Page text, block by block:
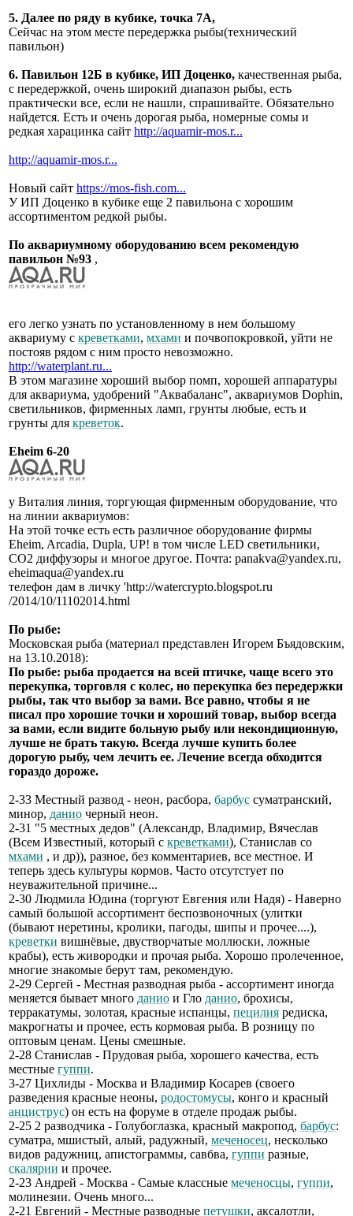
5. Далее по ряду в кубике, точка 7А,
Сейчас на этом месте передержка рыбы(технический
павильон)
6. Павильон 12Б в кубике, ИП Доценко, качественная рыба,
с передержкой, очень широкий диапазон рыбы, есть
практически все, если не нашли, спрашивайте. Обязательно
найдется. Есть и очень дорогая рыба, номерные сомы и
редкая харацинка сайт http://aquamir-mos.r...
http://aquamir-mos.r...
Новый сайт https://mos-fish.com...
У ИП Доценко в кубике еще 2 павильона с хорошим
ассортиментом редкой рыбы.
По аквариумному оборудованию всем рекомендую
павильон №93 ,
его легко узнать по установленному в нем большому
аквариуму с креветками, мхами и почвопокровкой, уйти не
постояв рядом с ним просто невозможно.
http://waterplant.ru...
В этом магазине хороший выбор помп, хорошей аппаратуры
для аквариума, удобрений "Аквабаланс", аквариумов Dophin,
светильников, фирменных ламп, грунты любые, есть и
грунты для креветок.
Eheim 6-20
у Виталия линия, торгующая фирменным оборудование, что
на линии аквариумов:
На этой точке есть есть различное оборудование фирмы
Eheim, Arcadia, Dupla, UP! в том числе LED светильники,
СО2 диффузоры и многое другое. Почта: panakva@yandex.ru,
eheimaqua@yandex.ru
телефон дам в личку 'http://watercrypto.blogspot.ru
/2014/10/11102014.html
По рыбе:
Московская рыба (материал представлен Игорем Бъядовским,
на 13.10.2018):
По рыбе: рыба продается на всей птичке, чаще всего это
перекупка, торговля с колес, но перекупка без передержки
рыбы, так что выбор за вами. Все равно, чтобы я не
писал про хорошие точки и хороший товар, выбор всегда
за вами, если видите больную рыбу или некондиционную,
лучше не брать такую. Всегда лучше купить более
дорогую рыбу, чем лечить ее. Лечение всегда обходится
гораздо дороже.
2-33 Местный развод - неон, расбора, барбус суматранский,
минор, данио черный неон.
2-31 "5 местных дедов" (Александр, Владимир, Вячеслав
(Всем Известный, который с креветками), Станислав со
мхами , и др)), разное, без комментариев, все местное. И
теперь здесь культуры кормов. Часто отсутстует по
неуважительной причине...
2-30 Людмила Юдина (торгуют Евгения или Надя) - Наверно
самый большой ассортимент беспозвоночных (улитки
(бывают неретины, кролики, пагоды, шипы и прочее....),
креветки вишнёвые, двустворчатые моллюски, ложные
крабы), есть живородки и прочая рыба. Хорошо пролеченное,
многие знакомые берут там, рекомендую.
2-29 Сергей - Местная разводная рыба - ассортимент иногда
меняется бывает много данио и Гло данио, брохисы,
терракатумы, золотая, красные испанцы, пецилия редиска,
макрогнаты и прочее, есть кормовая рыба. В розницу по
оптовым ценам. Цены смешные.
2-28 Станислав - Прудовая рыба, хорошего качества, есть
местные гуппи.
3-27 Цихлиды - Москва и Владимир Косарев (своего
разведения красные неоны, родостомусы, конго и красный
анциструс) он есть на форуме в отделе продаж рыбы.
2-25 2 разводчика - Голубоглазка, красный макропод, барбус:
суматра, мшистый, алый, радужный, меченосец, несколько
видов радужниц, апистограммы, савбва, гуппи разные,
скалярии и прочее.
2-23 Андрей - Москва - Самые классные меченосцы, гуппи,
молинезии. Очень много...
2-21 Евгений - Местные разводные петушки, аксалотли,